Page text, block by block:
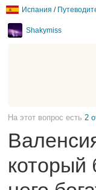
Испания /
Shakymiss
На этот вопрос есть 2